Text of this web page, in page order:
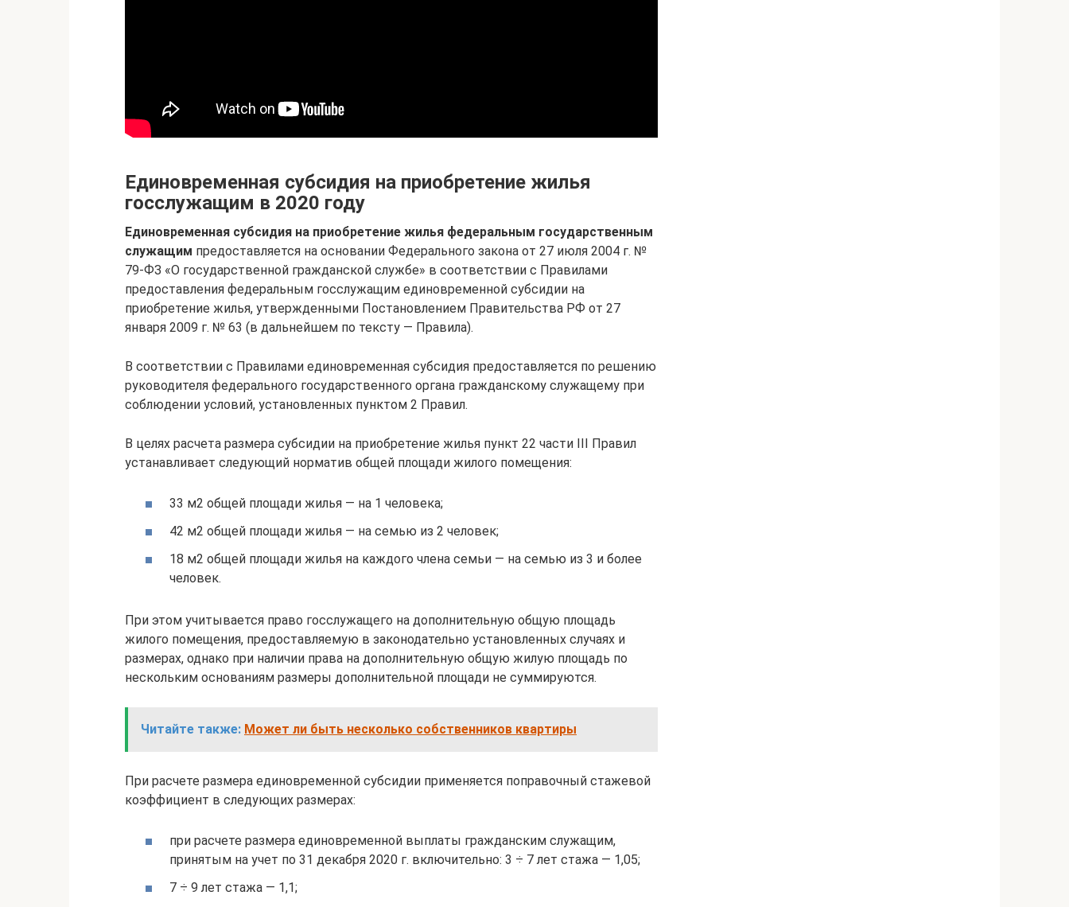
Единовременная субсидия на приобретение жилья
госслужащим в 2020 году
Единовременная субсидия на приобретение жилья федеральным государственным
служащим предоставляется на основании Федерального закона от 27 июля 2004 г. №
79-ФЗ «О государственной гражданской службе» в соответствии с Правилами
предоставления федеральным госслужащим единовременной субсидии на
приобретение жилья, утвержденными Постановлением Правительства РФ от 27
января 2009 г. № 63 (в дальнейшем по тексту — Правила).
В соответствии с Правилами единовременная субсидия предоставляется по решению
руководителя федерального государственного органа гражданскому служащему при
соблюдении условий, установленных пунктом 2 Правил.
В целях расчета размера субсидии на приобретение жилья пункт 22 части III Правил
устанавливает следующий норматив общей площади жилого помещения:
33 м2 общей площади жилья — на 1 человека;
42 м2 общей площади жилья — на семью из 2 человек;
18 м2 общей площади жилья на каждого члена семьи — на семью из 3 и более
человек.
При этом учитывается право госслужащего на дополнительную общую площадь
жилого помещения, предоставляемую в законодательно установленных случаях и
размерах, однако при наличии права на дополнительную общую жилую площадь по
нескольким основаниям размеры дополнительной площади не суммируются.
Читайте также: Может ли быть несколько собственников квартиры
При расчете размера единовременной субсидии применяется поправочный стажевой
коэффициент в следующих размерах:
при расчете размера единовременной выплаты гражданским служащим,
принятым на учет по 31 декабря 2020 г. включительно: 3 ÷ 7 лет стажа — 1,05;
7 ÷ 9 лет стажа — 1,1;